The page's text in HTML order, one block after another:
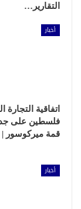
التقارير…
أخبار
اتفاقية التجارة
فلسطين على
قمة ميركوسور |
أخبار